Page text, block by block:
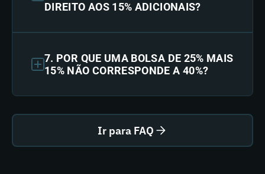
DIREITO AOS 15% ADICIONAIS?
7. POR QUE UMA BOLSA DE 25% MAIS
15% NÃO CORRESPONDE A 40%?
Ir para FAQ